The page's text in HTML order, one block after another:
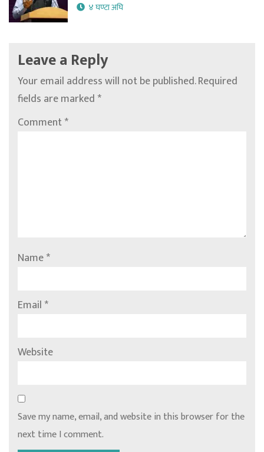
४ घण्टा अघि
Leave a Reply
Your email address will not be published.Required
fields are marked*
Comment*
Name*
Email*
Website
Save my name, email, and website in this browser for the
next time I comment.